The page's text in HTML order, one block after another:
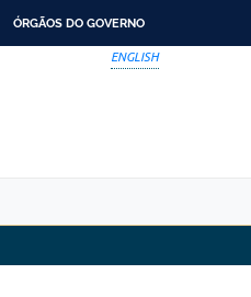
ÓRGÃOS DO GOVERNO
ENGLISH